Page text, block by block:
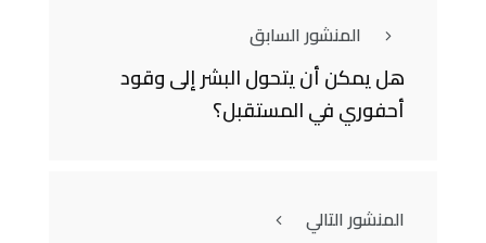
المنشور السابق
هل يمكن أن يتحول البشر إلى وقود
أحفوري في المستقبل؟
المنشور التالي